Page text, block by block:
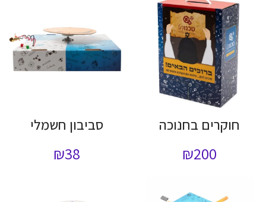
חוקרים בחנוכה
₪200
סביבון חשמלי
₪38